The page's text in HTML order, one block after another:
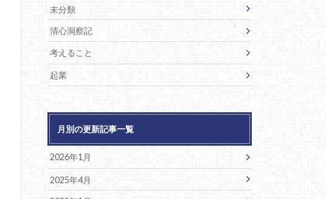
未分類
清心洞察記
考えること
起業
月別の更新記事一覧
2026年1月
2025年4月